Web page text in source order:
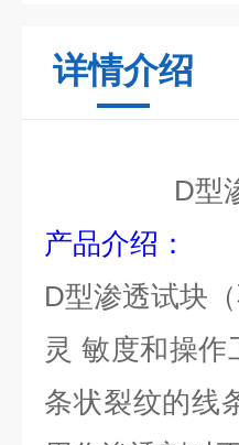
详情介绍
D型
产品介绍：
D型渗透试块 （
灵 敏度和操作
条状裂纹的线